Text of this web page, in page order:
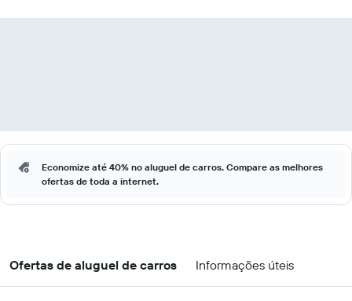
Economize até 40% no aluguel de carros. Compare as melhores
ofertas de toda a internet.
Ofertas de aluguel de carros Informações úteis